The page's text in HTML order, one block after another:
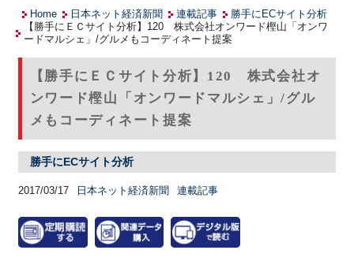
Home 日本ネット経済新聞 連載記事
勝手にECサイト分析
【勝手にＥＣサイト分析】120 株式会社オンワード樫山「オンワ
ードマルシェ」/グルメもコーディネート提案
【勝手にＥＣサイト分析】120 株式会社オ
ンワード樫山「オンワードマルシェ」/グル
メもコーディネート提案
勝手にECサイト分析
2017/03/17 日本ネット経済新聞 連載記事